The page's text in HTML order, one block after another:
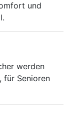
und
werden
für Senioren